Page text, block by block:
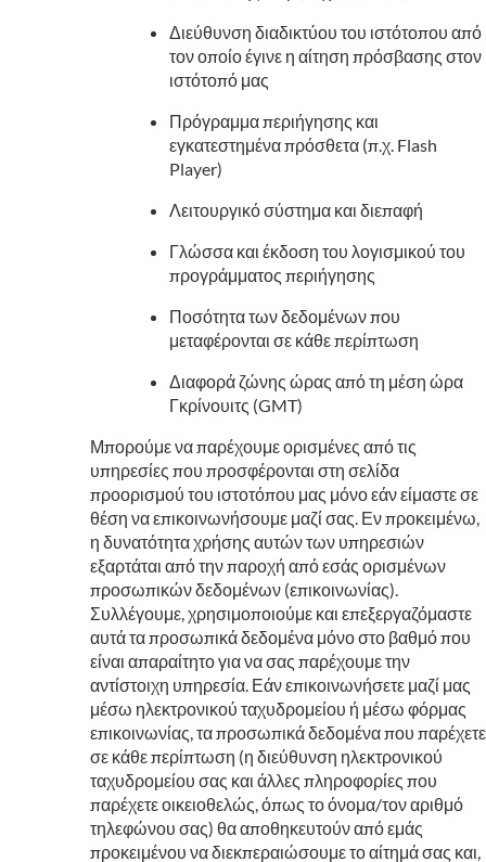
Διεύθυνση διαδικτύου του ιστότοπου από
τον οποίο έγινε η αίτηση πρόσβασης στον
ιστότοπό μας
Πρόγραμμα περιήγησης και
εγκατεστημένα πρόσθετα (π.χ. Flash
Player)
Λειτουργικό σύστημα και διεπαφή
Γλώσσα και έκδοση του λογισμικού του
προγράμματος περιήγησης
Ποσότητα των δεδομένων που
μεταφέρονται σε κάθε περίπτωση
Διαφορά ζώνης ώρας από τη μέση ώρα
Γκρίνουιτς (GMT)
Μπορούμε να παρέχουμε ορισμένες από τις
υπηρεσίες που προσφέρονται στη σελίδα
προορισμού του ιστοτόπου μας μόνο εάν είμαστε σε
θέση να επικοινωνήσουμε μαζί σας. Εν προκειμένω,
η δυνατότητα χρήσης αυτών των υπηρεσιών
εξαρτάται από την παροχή από εσάς ορισμένων
προσωπικών δεδομένων (επικοινωνίας).
Συλλέγουμε, χρησιμοποιούμε και επεξεργαζόμαστε
αυτά τα προσωπικά δεδομένα μόνο στο βαθμό που
είναι απαραίτητο για να σας παρέχουμε την
αντίστοιχη υπηρεσία. Εάν επικοινωνήσετε μαζί μας
μέσω ηλεκτρονικού ταχυδρομείου ή μέσω φόρμας
επικοινωνίας, τα προσωπικά δεδομένα που παρέχετε
σε κάθε περίπτωση (η διεύθυνση ηλεκτρονικού
ταχυδρομείου σας και άλλες πληροφορίες που
παρέχετε οικειοθελώς, όπως το όνομα/τον αριθμό
τηλεφώνου σας) θα αποθηκευτούν από εμάς
προκειμένου να διεκπεραιώσουμε το αίτημά σας και,